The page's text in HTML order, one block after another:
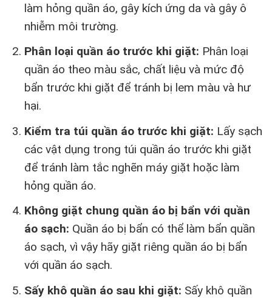
làm hỏng quần áo, gây kích ứng da và gây ô
nhiễm môi trường.
Phân loại quần áo trước khi giặt: Phân loại
quần áo theo màu sắc, chất liệu và mức độ
bẩn trước khi giặt để tránh bị lem màu và hư
hại.
Kiểm tra túi quần áo trước khi giặt: Lấy sạch
các vật dụng trong túi quần áo trước khi giặt
để tránh làm tắc nghẽn máy giặt hoặc làm
hỏng quần áo.
Không giặt chung quần áo bị bẩn với quần
áo sạch: Quần áo bị bẩn có thể làm bẩn quần
áo sạch, vì vậy hãy giặt riêng quần áo bị bẩn
với quần áo sạch.
Sấy khô quần áo sau khi giặt: Sấy khô quần